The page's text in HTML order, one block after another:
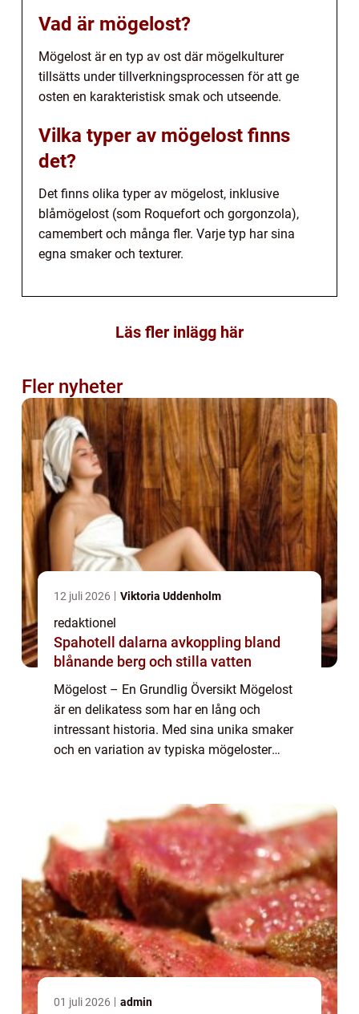
Vad är mögelost?
Mögelost är en typ av ost där mögelkulturer
tillsätts under tillverkningsprocessen för att ge
osten en karakteristisk smak och utseende.
Vilka typer av mögelost finns
det?
Det finns olika typer av mögelost, inklusive
blåmögelost (som Roquefort och gorgonzola),
camembert och många fler. Varje typ har sina
egna smaker och texturer.
Läs fler inlägg här
Fler nyheter
12 juli 2026 Viktoria Uddenholm
redaktionel
Spahotell dalarna avkoppling bland
blånande berg och stilla vatten
Mögelost – En Grundlig Översikt Mögelost
är en delikatess som har en lång och
intressant historia. Med sina unika smaker
och en variation av typiska mögeloster
01 juli 2026 admin